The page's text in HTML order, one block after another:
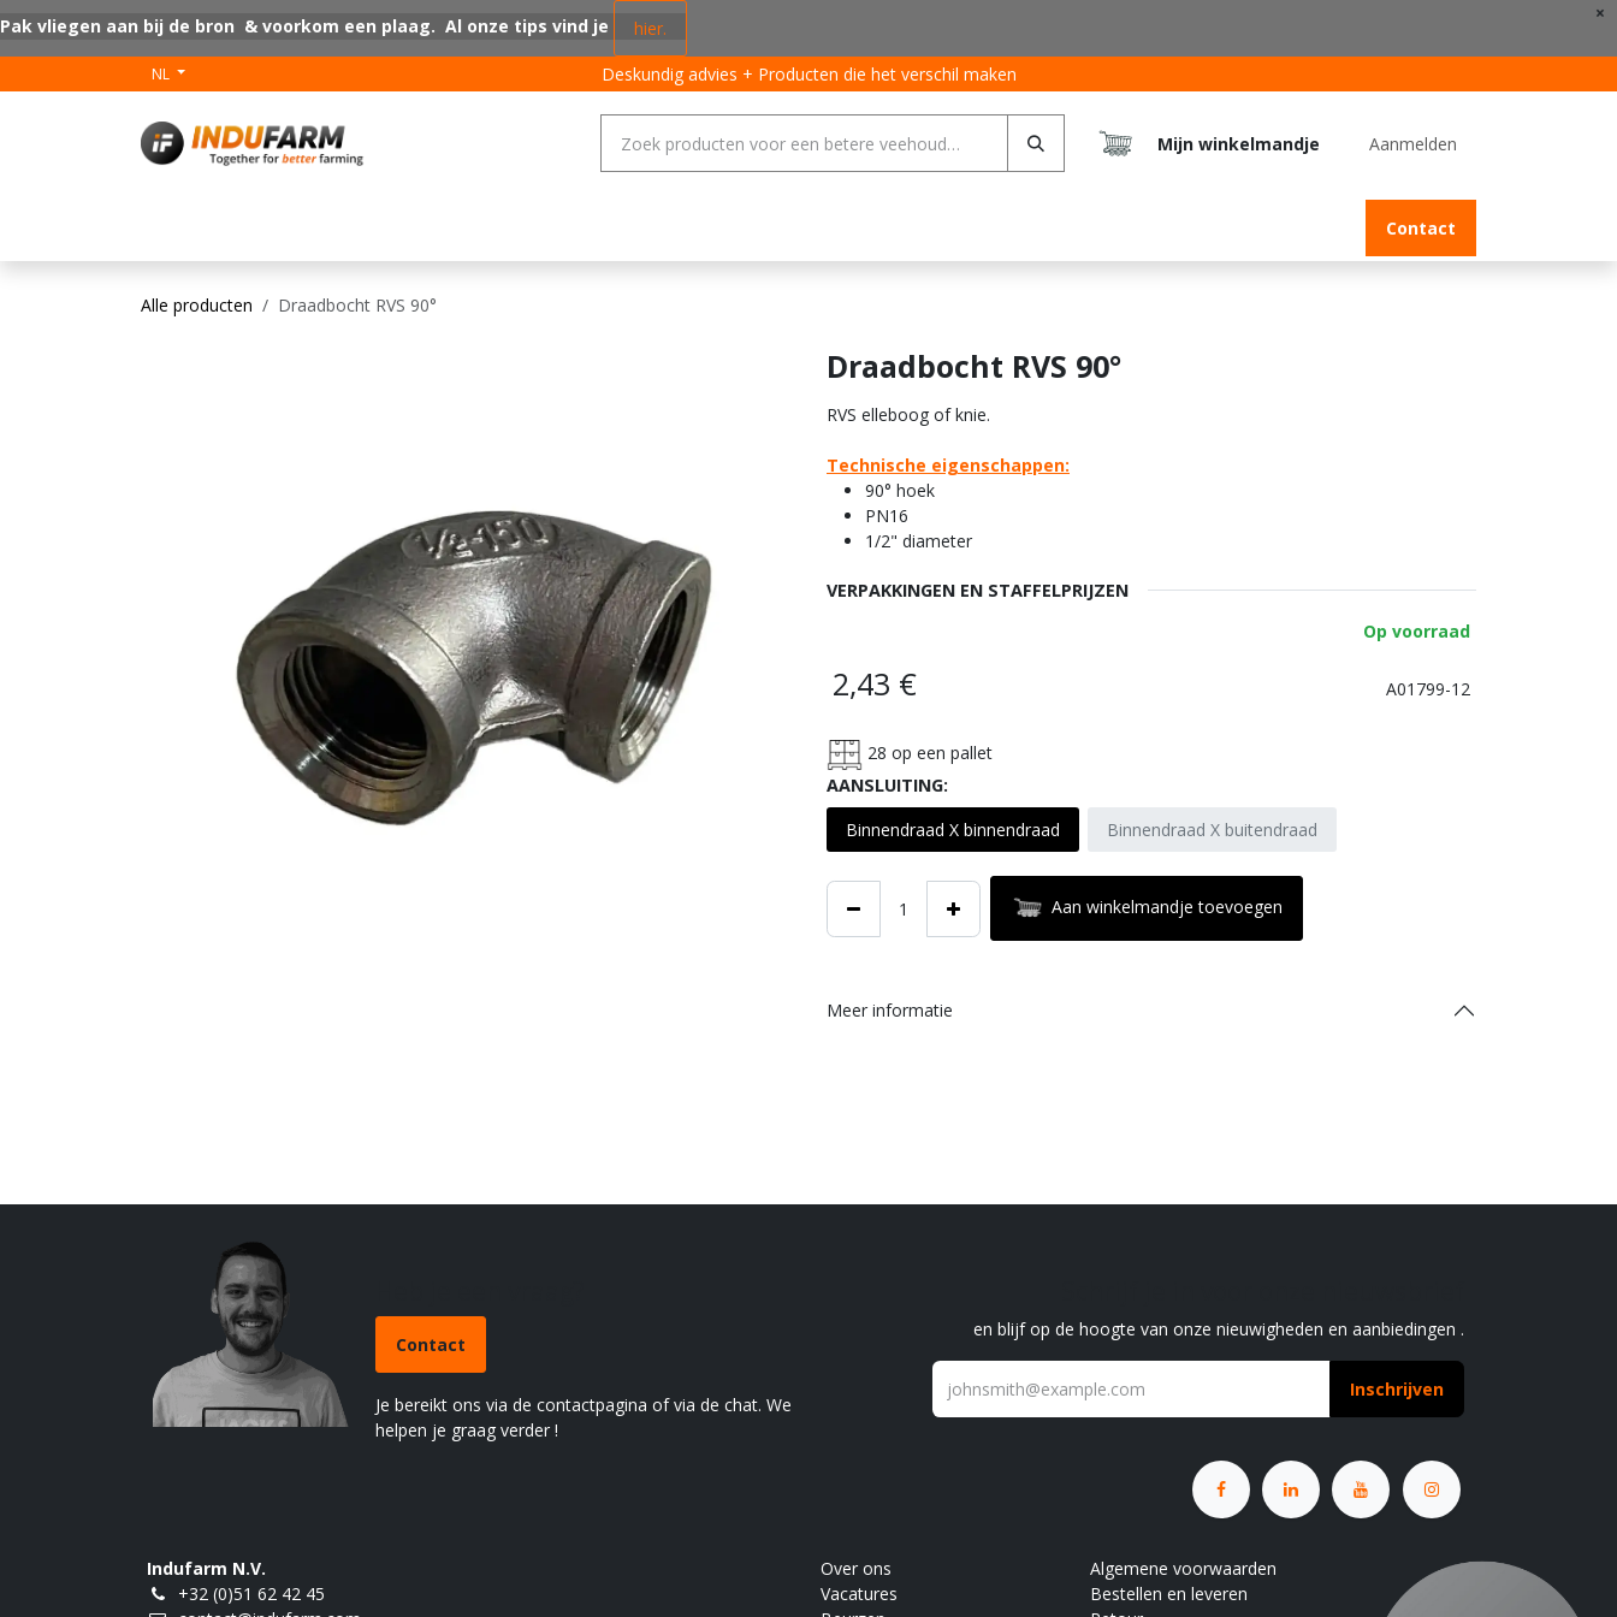
×
Pak vliegen aan bij de bron & voorkom een plaag. Al onze tips vind je hier.
NL Deskundig advies + Producten die het verschil maken
Mijn winkelmandje Aanmelden
Contact
Alle producten Draadbocht RVS 90°
Draadbocht RVS 90°
RVS elleboog of knie.
Technische eigenschappen:
90° hoek
PN16
1/2" diameter
VERPAKKINGEN EN STAFFELPRIJZEN
Op voorraad
2,43 € A01799-12
28 op een pallet
AANSLUITING:
Binnendraad X binnendraad
Binnendraad X buitendraad
Aan winkelmandje toevoegen
Meer informatie
en blijf op de hoogte van onze nieuwigheden en aanbiedingen .
Inschrijven
Contact
Je bereikt ons via de contactpagina of via de chat. We
helpen je graag verder !
Indufarm N.V.
+32 (0)51 62 42 45
Algemene voorwaarden
Bestellen en leveren
Over ons
Vacatures